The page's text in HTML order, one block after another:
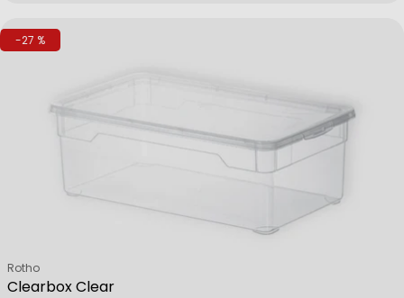
-27 %
Clearbox Clear
Verkäufer:
Rotho